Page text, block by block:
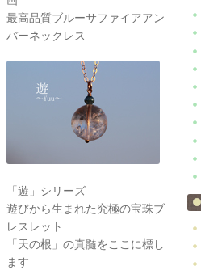
最高品質ブルーサファイアアン
バーネックレス
「遊」シリーズ
遊びから生まれた究極の宝珠ブ
レスレット
「天の根」の真髄をここに標し
ます